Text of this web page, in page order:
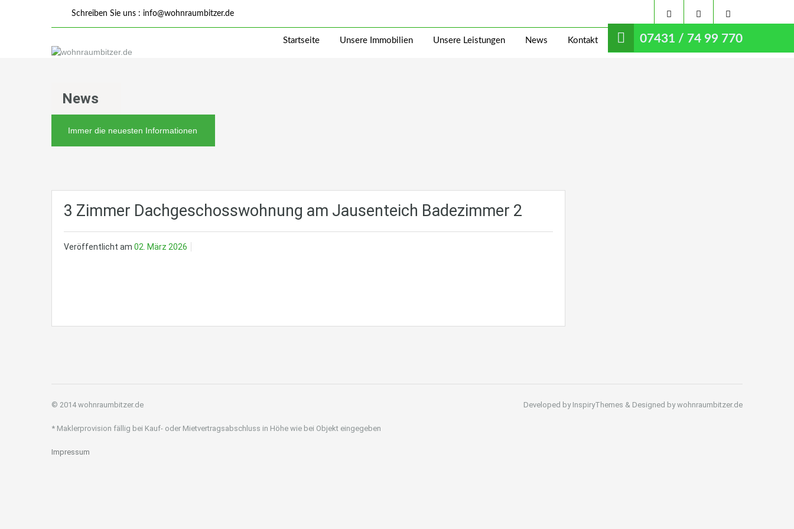
Schreiben Sie uns : info@wohnraumbitzer.de
07431 / 74 99 770
Startseite Unsere Immobilien Unsere Leistungen News Kontakt
News
Immer die neuesten Informationen
3 Zimmer Dachgeschosswohnung am Jausenteich Badezimmer 2
Veröffentlicht am 02. März 2026
© 2014 wohnraumbitzer.de
* Maklerprovision fällig bei Kauf- oder Mietvertragsabschluss in Höhe wie bei Objekt eingegeben
Impressum
Developed by InspiryThemes & Designed by wohnraumbitzer.de